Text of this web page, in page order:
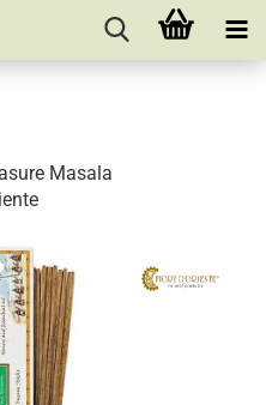
Masala